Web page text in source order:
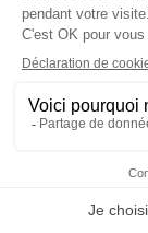
POUR VOTRE SANTÉ,
Les complément
ne pas être utilisés